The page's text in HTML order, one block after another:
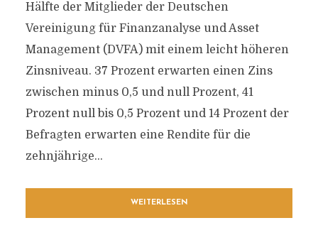
Hälfte der Mitglieder der Deutschen
Vereinigung für Finanzanalyse und Asset
Management (DVFA) mit einem leicht höheren
Zinsniveau. 37 Prozent erwarten einen Zins
zwischen minus 0,5 und null Prozent, 41
Prozent null bis 0,5 Prozent und 14 Prozent der
Befragten erwarten eine Rendite für die
zehnjährige...
WEITERLESEN